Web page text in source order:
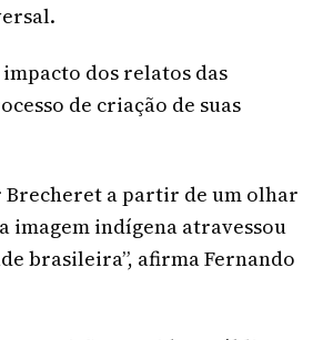
dos relatos das
de criação de suas
Brecheret a partir de um olhar
imagem indígena atravessou
brasileira”, afirma Fernando